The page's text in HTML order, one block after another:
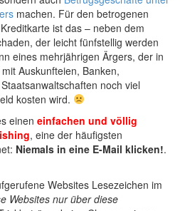
machen. Für den betrogenen
ist das – neben dem
der leicht fünfstellig werden
eines mehrjährigen Ärgers, der in
Auskunfteien, Banken,
noch viel
kosten wird.
einen einfachen und völlig
, eine der häufigsten
Niemals in eine E-Mail klicken!.
Websites Lesezeichen im
Websites nur über diese